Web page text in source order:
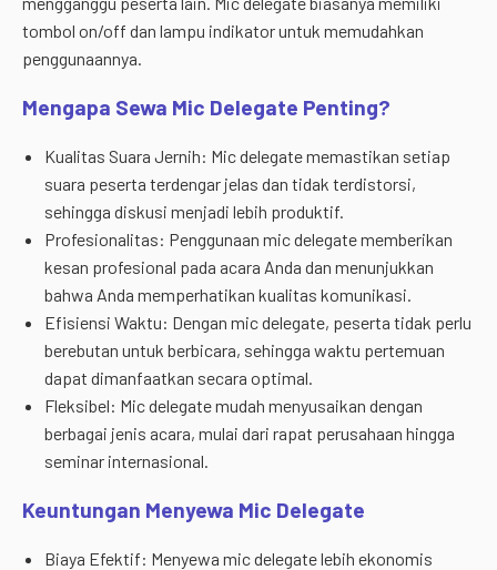
tombol on/off dan lampu indikator untuk memudahkan
penggunaannya.
Mengapa Sewa Mic Delegate Penting?
Kualitas Suara Jernih: Mic delegate memastikan setiap
suara peserta terdengar jelas dan tidak terdistorsi,
sehingga diskusi menjadi lebih produktif.
Profesionalitas: Penggunaan mic delegate memberikan
kesan profesional pada acara Anda dan menunjukkan
bahwa Anda memperhatikan kualitas komunikasi.
Efisiensi Waktu: Dengan mic delegate, peserta tidak perlu
berebutan untuk berbicara, sehingga waktu pertemuan
dapat dimanfaatkan secara optimal.
Fleksibel: Mic delegate mudah menyusaikan dengan
berbagai jenis acara, mulai dari rapat perusahaan hingga
seminar internasional.
Keuntungan Menyewa Mic Delegate
Biaya Efektif: Menyewa mic delegate lebih ekonomis